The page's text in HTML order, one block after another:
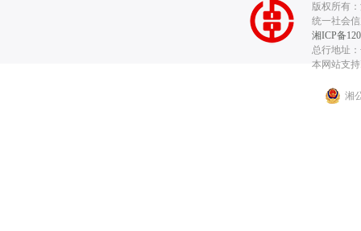
版权所有
统一社会信
湘ICP备
总行地址
本网站支
湘